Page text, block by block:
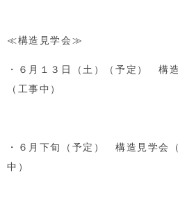
≪構造見学会≫
・６月１３日（土）（予定） 構
（工事中）
・６月下旬（予定） 構造見学会
中）